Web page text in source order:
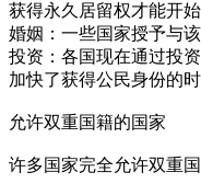
获得永久居留权才能开
婚姻：一些国家授予与
投资：各国现在通过投
加快了获得公民身份的时
允许双重国籍的国家
许多国家完全允许双重